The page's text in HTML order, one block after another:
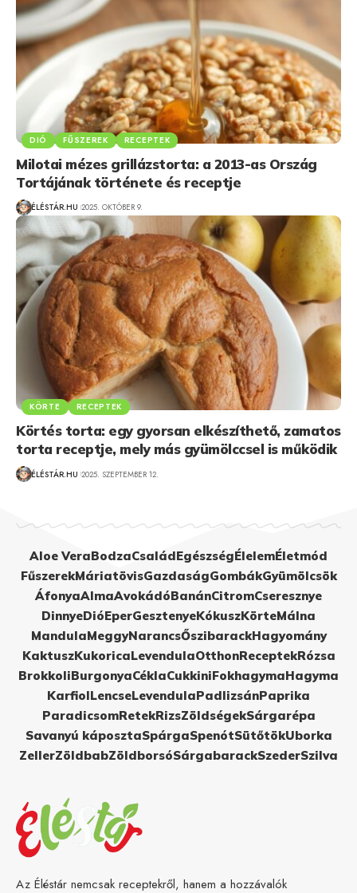
DIÓ FŰSZEREK RECEPTEK
Milotai mézes grillázstorta: a 2013-as Ország
Tortájának története és receptje
ÉLÉSTÁR.HU 2025. OKTÓBER 9.
KÖRTE RECEPTEK
Körtés torta: egy gyorsan elkészíthető, zamatos
torta receptje, mely más gyümölccsel is működik
ÉLÉSTÁR.HU 2025. SZEPTEMBER 12.
Aloe VeraBodzaCsaládEgészségÉlelemÉletmód
FűszerekMáriatövisGazdaságGombákGyümölcsök
ÁfonyaAlmaAvokádóBanánCitromCseresznye
DinnyeDióEperGesztenyeKókuszKörteMálna
MandulaMeggyNarancsŐszibarackHagyomány
KaktuszKukoricaLevendulaOtthonReceptekRózsa
BrokkoliBurgonyaCéklaCukkiniFokhagymaHagyma
KarfiolLencseLevendulaPadlizsánPaprika
ParadicsomRetekRizsZöldségekSárgarépa
Savanyú káposztaSpárgaSpenótSütőtökUborka
ZellerZöldbabZöldborsóSárgabarackSzederSzilva
Az Éléstár nemcsak receptekről, hanem a hozzávalók